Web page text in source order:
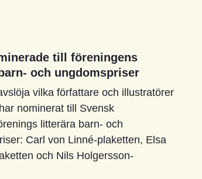
till föreningens
och ungdomspriser
vilka författare och illustratörer
nominerat till Svensk
litterära barn- och
Carl von Linné-plaketten, Elsa
och Nils Holgersson-